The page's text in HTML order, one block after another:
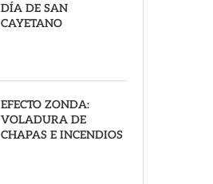
DÍA DE SAN
CAYETANO
EFECTO ZONDA:
VOLADURA DE
CHAPAS E INCENDIOS